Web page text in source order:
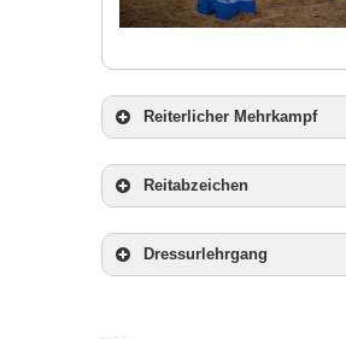
Reiterlicher Mehrkampf
Reitabzeichen
Dressurlehrgang